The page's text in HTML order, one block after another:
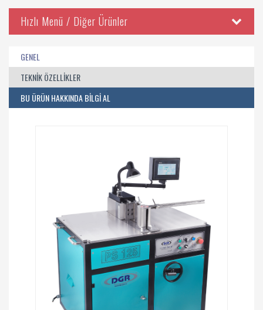
Hızlı Menü / Diğer Ürünler
GENEL
TEKNİK ÖZELLİKLER
BU ÜRÜN HAKKINDA BİLGİ AL